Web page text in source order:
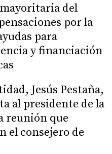
del
por la
para
y financiación
Jesús Pestaña,
al presidente de la
reunión que
el consejero de